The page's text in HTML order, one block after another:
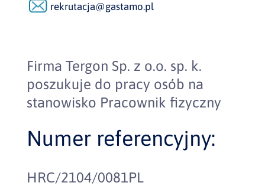
rekrutacja@gastamo.pl
Firma Tergon Sp. z o.o. sp. k.
poszukuje do pracy osób na
stanowisko Pracownik fizyczny
Numer referencyjny:
HRC/2104/0081PL